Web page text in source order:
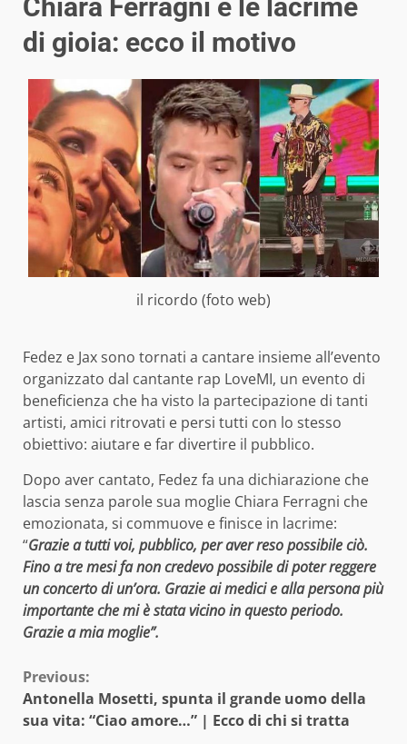
Chiara Ferragni e le lacrime
di gioia: ecco il motivo
il ricordo (foto web)
Fedez e Jax sono tornati a cantare insieme all’evento
organizzato dal cantante rap LoveMI, un evento di
beneficienza che ha visto la partecipazione di tanti
artisti, amici ritrovati e persi tutti con lo stesso
obiettivo: aiutare e far divertire il pubblico.
Dopo aver cantato, Fedez fa una dichiarazione che
lascia senza parole sua moglie Chiara Ferragni che
emozionata, si commuove e finisce in lacrime:
“Grazie a tutti voi, pubblico, per aver reso possibile ciò.
Fino a tre mesi fa non credevo possibile di poter reggere
un concerto di un’ora. Grazie ai medici e alla persona più
importante che mi è stata vicino in questo periodo.
Grazie a mia moglie”.
Continue
Reading
Previous:
Antonella Mosetti, spunta il grande uomo della
sua vita: “Ciao amore…” | Ecco di chi si tratta